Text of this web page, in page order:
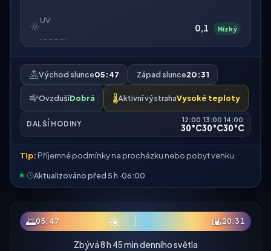
UV
0,1 Nízký
Východ slunce05:47 Západ slunce20:31
OvzdušíDobrá 🌡️Aktivní výstrahaVysoké teploty
DALŠÍ HODINY
12:00
30°C
13:00
30°C
14:00
30°C
Tip: Příjemné podmínky na procházku nebo pobyt venku.
Aktualizováno před 5 h ·06:00
🌅05:47 ☀ 🌇20:31
Zbývá 8 h 45 min denního světla